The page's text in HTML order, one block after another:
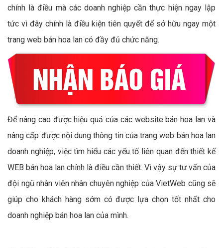
chính là điều mà các doanh nghiệp cần thực hiện ngay lập
tức vì đây chính là điều kiện tiên quyết để sở hữu ngay một
trang web bán hoa lan có đầy đủ chức năng.
Để nâng cao được hiệu quả của các website bán hoa lan và
nâng cấp được nội dung thông tin của trang web bán hoa lan
doanh nghiệp, việc tìm hiểu các yếu tố liên quan đến thiết kế
WEB bán hoa lan chính là điều cần thiết. Vì vậy sự tư vấn của
đội ngũ nhân viên nhân chuyên nghiệp của VietWeb cũng sẽ
giúp cho khách hàng sớm có được lựa chọn tốt nhất cho
doanh nghiệp bán hoa lan của mình.